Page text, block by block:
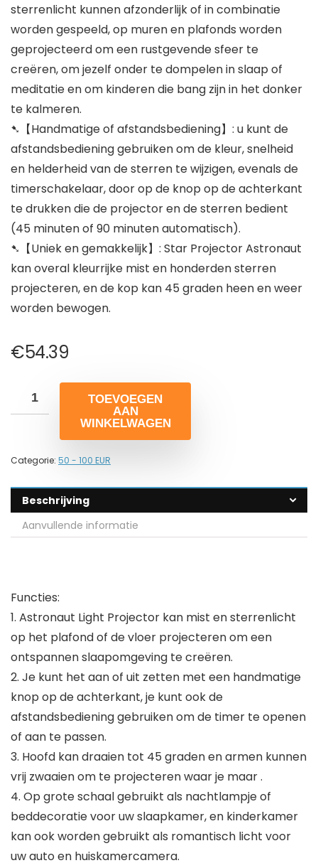
sterrenlicht kunnen afzonderlijk of in combinatie
worden gespeeld, op muren en plafonds worden
geprojecteerd om een rustgevende sfeer te
creëren, om jezelf onder te dompelen in slaap of
meditatie en om kinderen die bang zijn in het donker
te kalmeren.
➷【Handmatige of afstandsbediening】: u kunt de
afstandsbediening gebruiken om de kleur, snelheid
en helderheid van de sterren te wijzigen, evenals de
timerschakelaar, door op de knop op de achterkant
te drukken die de projector en de sterren bedient
(45 minuten of 90 minuten automatisch).
➷【Uniek en gemakkelijk】: Star Projector Astronaut
kan overal kleurrijke mist en honderden sterren
projecteren, en de kop kan 45 graden heen en weer
worden bewogen.
€54.39
TOEVOEGEN
AAN
WINKELWAGEN
Categorie: 50 - 100 EUR
Beschrijving
Aanvullende informatie
Functies:
1. Astronaut Light Projector kan mist en sterrenlicht
op het plafond of de vloer projecteren om een ​​
ontspannen slaapomgeving te creëren.
2. Je kunt het aan of uit zetten met een handmatige
knop op de achterkant, je kunt ook de
afstandsbediening gebruiken om de timer te openen
of aan te passen.
3. Hoofd kan draaien tot 45 graden en armen kunnen
vrij zwaaien om te projecteren waar je maar .
4. Op grote schaal gebruikt als nachtlampje of
beddecoratie voor uw slaapkamer, en kinderkamer
kan ook worden gebruikt als romantisch licht voor
uw auto en huiskamercamera.